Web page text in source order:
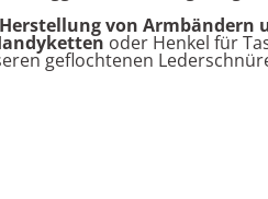
Herstellung von Armbändern
oder Henkel für
geflochtenen